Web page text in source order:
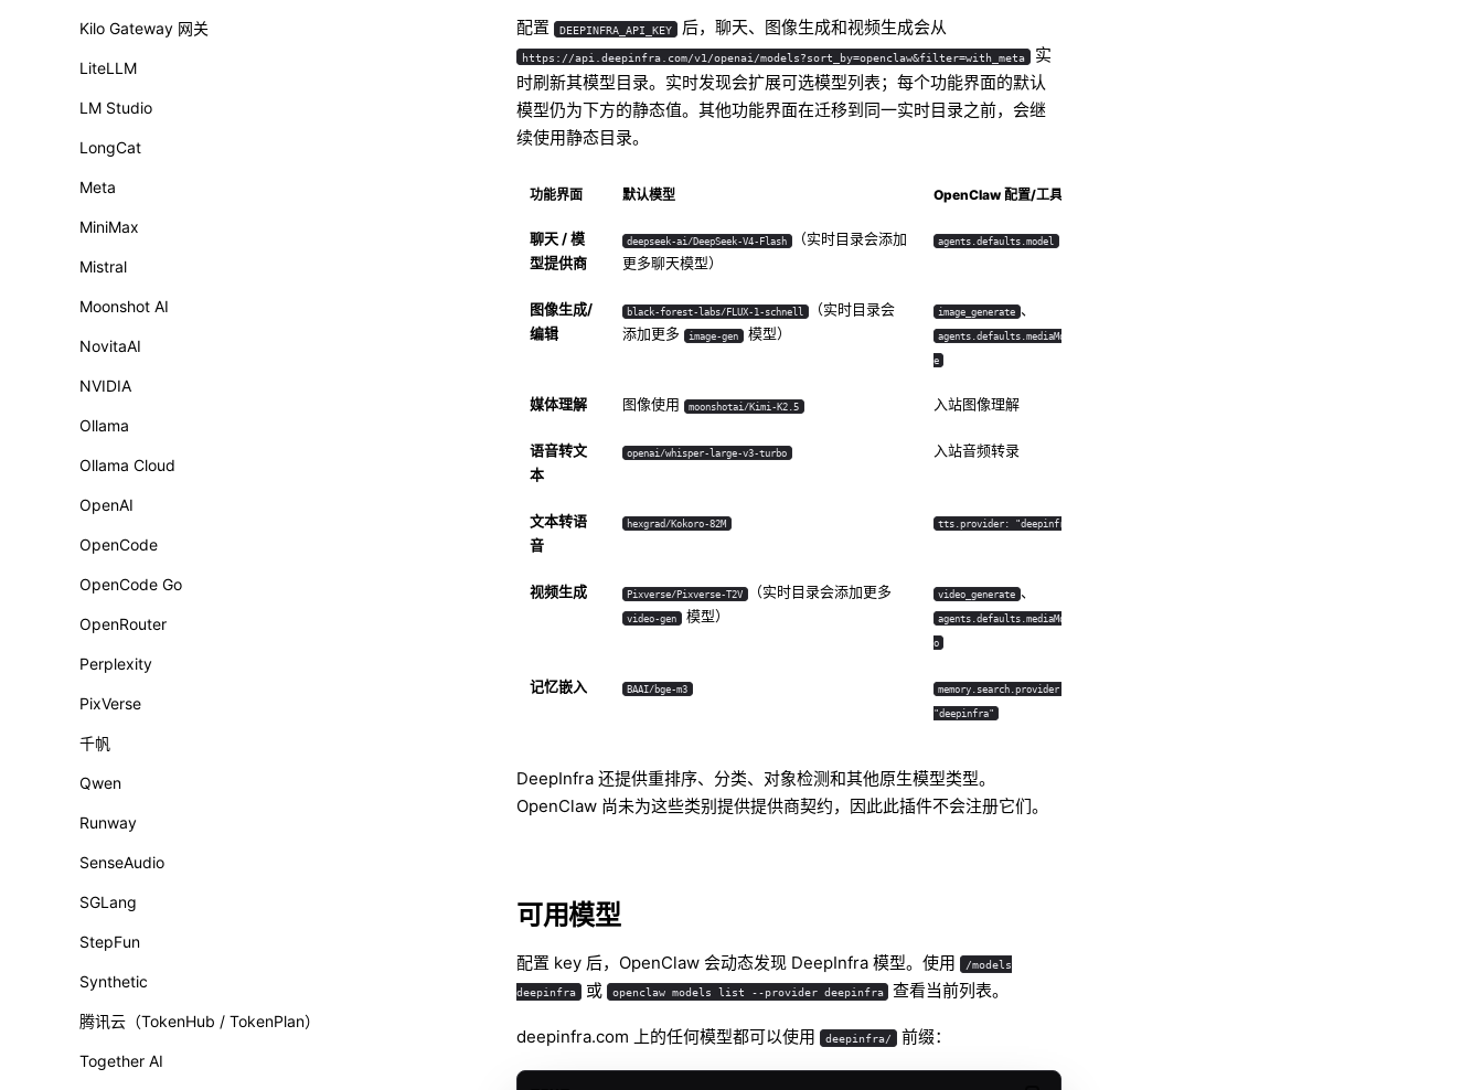
Kilo Gateway 网关
LiteLLM
LM Studio
LongCat
Meta
MiniMax
Mistral
Moonshot AI
NovitaAI
NVIDIA
Ollama
Ollama Cloud
OpenAI
OpenCode
OpenCode Go
OpenRouter
Perplexity
PixVerse
千帆
Qwen
Runway
SenseAudio
SGLang
StepFun
Synthetic
腾讯云（TokenHub / TokenPlan）
Together AI
配置 DEEPINFRA_API_KEY 后，聊天、图像生成和视频生成会从
https://api.deepinfra.com/v1/openai/models?sort_by=openclaw&filter=with_meta 实
时刷新其模型目录。实时发现会扩展可选模型列表；每个功能界面的默认
模型仍为下方的静态值。其他功能界面在迁移到同一实时目录之前，会继
续使用静态目录。
功能界面 默认模型 OpenClaw 配置/工具
聊天 / 模
型提供商
deepseek-ai/DeepSeek-V4-Flash （实时目录会添加
更多聊天模型）
agents.defaults.model
图像生成/
编辑
black-forest-labs/FLUX-1-schnell
（实时目录会
添加更多
image-gen 模型）
image_generate 、
agents.defaults.mediaModels.imag
e
媒体理解 图像使用 moonshotai/Kimi-K2.5 入站图像理解
语音转文
本
openai/whisper-large-v3-turbo 入站音频转录
文本转语
音
hexgrad/Kokoro-82M tts.provider: "deepinfra"
视频生成 Pixverse/Pixverse-T2V （实时目录会添加更多
video-gen 模型）
video_generate 、
agents.defaults.mediaModels.vide
o
记忆嵌入 BAAI/bge-m3 memory.search.provider:
"deepinfra"
DeepInfra 还提供重排序、分类、对象检测和其他原生模型类型。
OpenClaw 尚未为这些类别提供提供商契约，因此此插件不会注册它们。
可用模型
配置 key 后，OpenClaw 会动态发现 DeepInfra 模型。使用 /models
deepinfra 或 openclaw models list --provider deepinfra 查看当前列表。
deepinfra.com 上的任何模型都可以使用 deepinfra/ 前缀：